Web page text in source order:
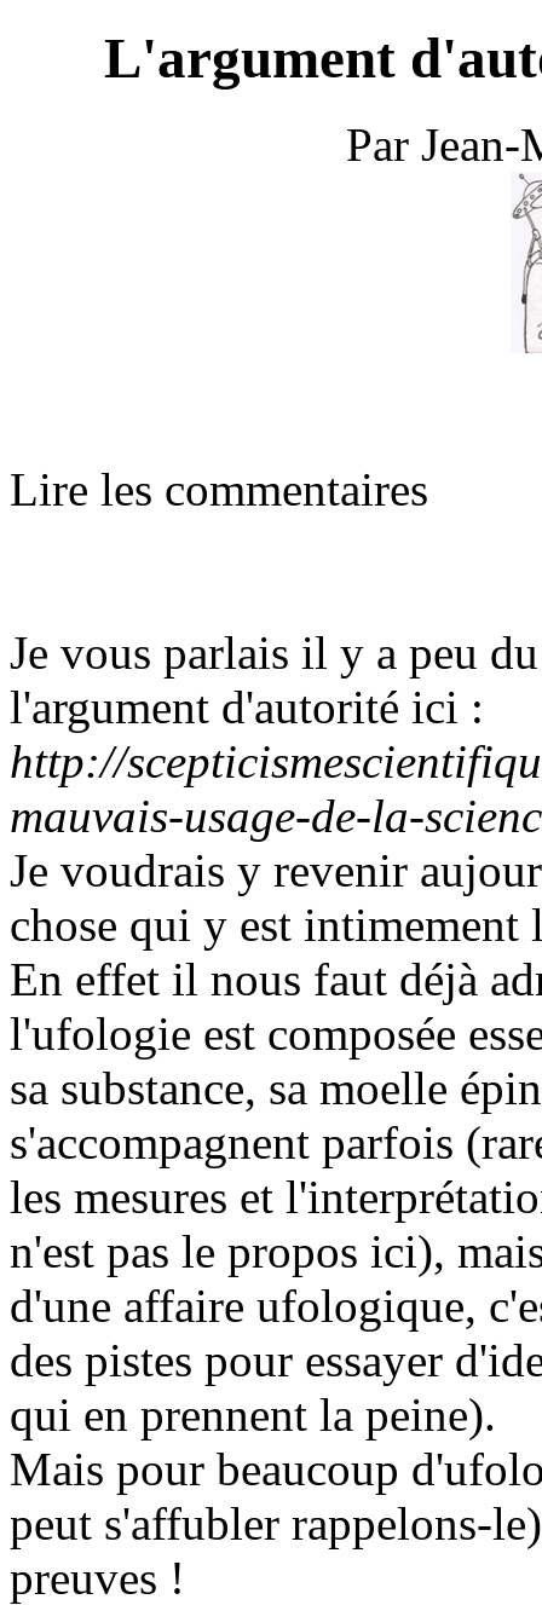
L'argument
Par
Lire les commentaires
Je vous parlais il y a peu
l'argument d'autorité ici :
http://
mauvais-usage-de-la-
Je voudrais y revenir
chose qui y est
En effet il nous faut déjà
l'ufologie est composée
sa substance, sa moelle
s'accompagnent parfois
les mesures et
n'est pas le propos ici),
d'une affaire ufologique,
des pistes pour essayer
qui en prennent la peine).
Mais pour beaucoup
peut s'affubler rappelons-
preuves !